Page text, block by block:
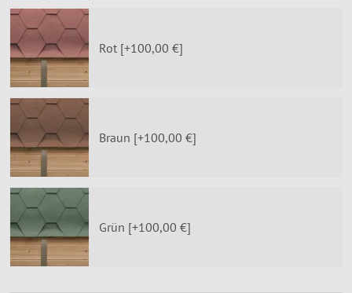
Rot [+100,00 €]
Braun [+100,00 €]
Grün [+100,00 €]